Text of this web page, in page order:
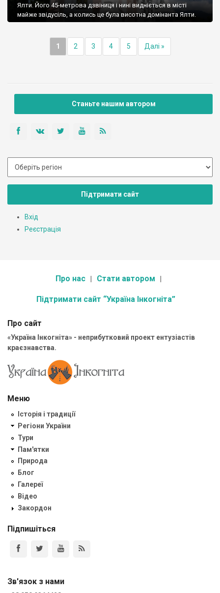
Ялти. Його 45-метрова дзвіниця і нині видніється в місті
майже звідусіль, а колись це була висотна домінанта Ялти.
1 2 3 4 5 Далі »
Станьте нашим автором
Підтримати сайт
Вхід
Реєстрація
Про нас Стати автором
Підтримати сайт “Україна Інкогніта”
Про сайт
«Україна Інкогніта» - неприбутковий проект ентузіастів
краєзнавства.
Меню
Історія і традиції
Регіони України
Тури
Пам'ятки
Природа
Блог
Галереї
Відео
Закордон
Підпишіться
Зв'язок з нами